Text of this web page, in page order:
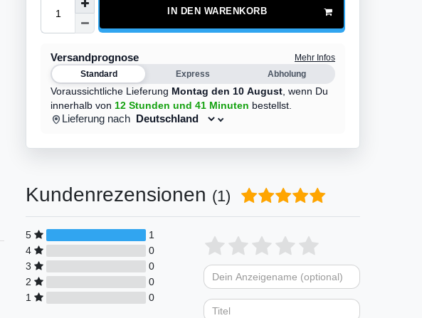
IN DEN WARENKORB
Versandprognose
Mehr Infos
Standard
Express Abholung
Voraussichtliche Lieferung Montag den 10 August, wenn Du
innerhalb von 12 Stunden und 41 Minuten bestellst.
Lieferung nach
Kundenrezensionen (1)
5
1
4
0
3
0
2
0
1
0
Bewertungssterne
von
5
4
von
5
3
von
5
2
von
5
1
von
5
Anzeigename